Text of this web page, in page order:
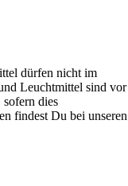
dürfen nicht im
Leuchtmittel sind vor
sofern dies
findest Du bei unseren